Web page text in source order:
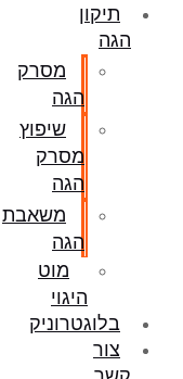
תיקון
הגה
מסרק
הגה
שיפוץ
מסרק
הגה
משאבת
הגה
מוט
היגוי
בלוגטרוניק
צור